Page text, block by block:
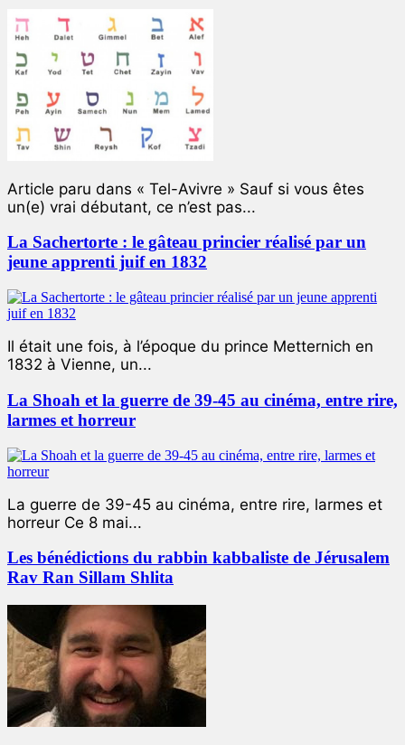
Article paru dans « Tel-Avivre » Sauf si vous êtes
un(e) vrai débutant, ce n’est pas...
La Sachertorte : le gâteau princier réalisé par un
jeune apprenti juif en 1832
Il était une fois, à l’époque du prince Metternich en
1832 à Vienne, un...
La Shoah et la guerre de 39-45 au cinéma, entre rire,
larmes et horreur
La guerre de 39-45 au cinéma, entre rire, larmes et
horreur Ce 8 mai...
Les bénédictions du rabbin kabbaliste de Jérusalem
Rav Ran Sillam Shlita